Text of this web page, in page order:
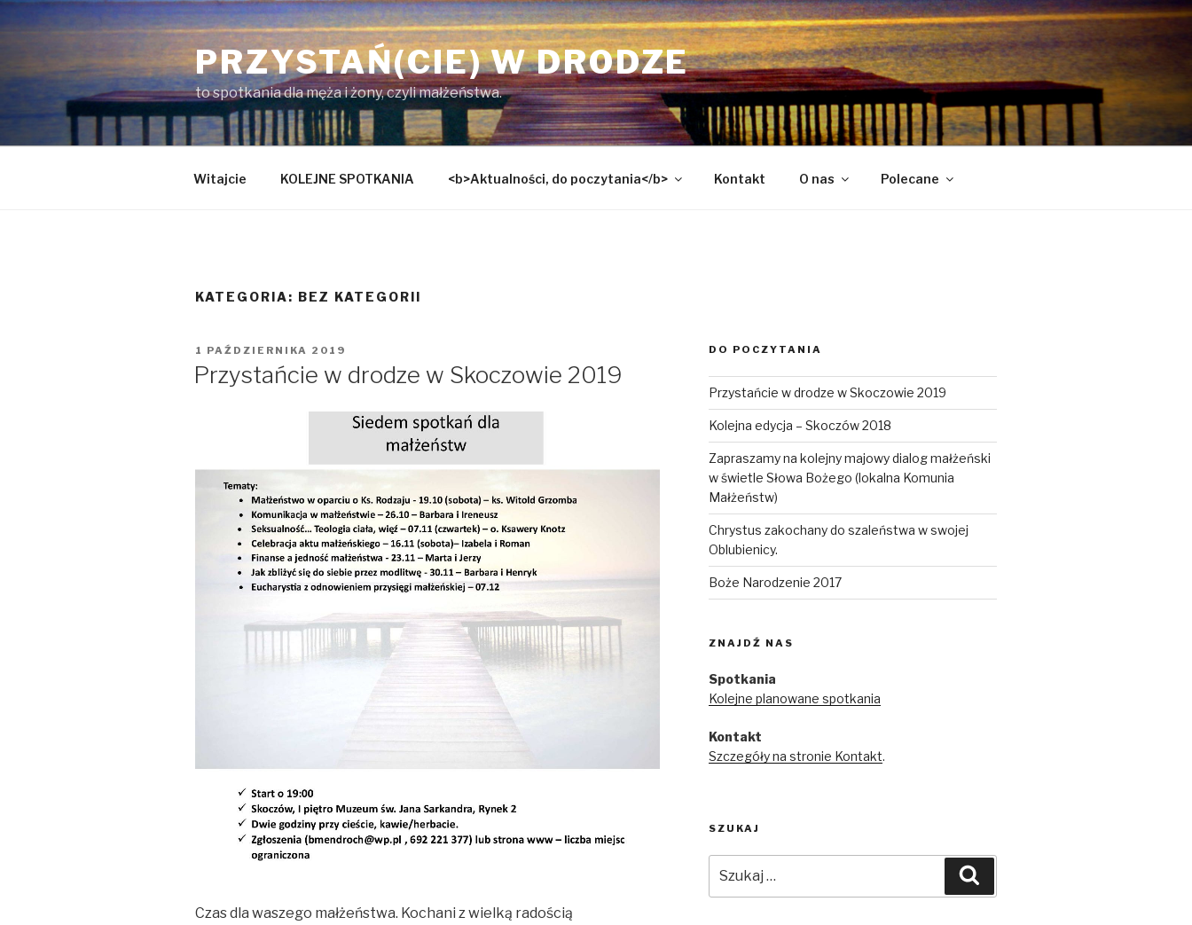
Przejdź
do
PRZYSTAŃ(CIE) W DRODZE
to spotkania dla męża i żony, czyli małżeństwa.
Witajcie KOLEJNE SPOTKANIA <b>Aktualności, do poczytania</b> Kontakt O nas Polecane
KATEGORIA: BEZ KATEGORII
OPUBLIKOWANE
1 PAŹDZIERNIKA 2019
Przystańcie w drodze w Skoczowie 2019
Czas dla waszego małżeństwa. Kochani z wielką radością
DO POCZYTANIA
Przystańcie w drodze w Skoczowie 2019
Kolejna edycja – Skoczów 2018
Zapraszamy na kolejny majowy dialog małżeński
w świetle Słowa Bożego (lokalna Komunia
Małżeństw)
Chrystus zakochany do szaleństwa w swojej
Oblubienicy.
Boże Narodzenie 2017
ZNAJDŹ NAS
Spotkania
Kolejne planowane spotkania
Kontakt
Szczegóły na stronie Kontakt.
SZUKAJ